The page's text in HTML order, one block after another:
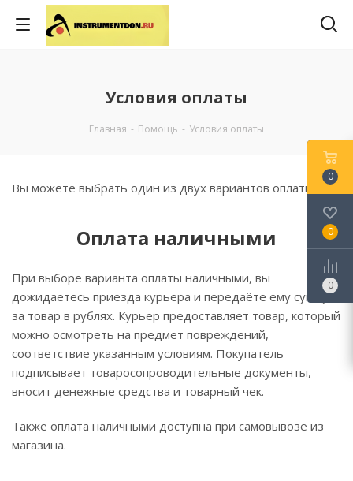
Условия оплаты
Главная - Помощь - Условия оплаты
Вы можете выбрать один из двух вариантов оплаты:
Оплата наличными
При выборе варианта оплаты наличными, вы
дожидаетесь приезда курьера и передаёте ему сумму
за товар в рублях. Курьер предоставляет товар, который
можно осмотреть на предмет повреждений,
соответствие указанным условиям. Покупатель
подписывает товаросопроводительные документы,
вносит денежные средства и товарный чек.
Также оплата наличными доступна при самовывозе из
магазина.
0
0
0